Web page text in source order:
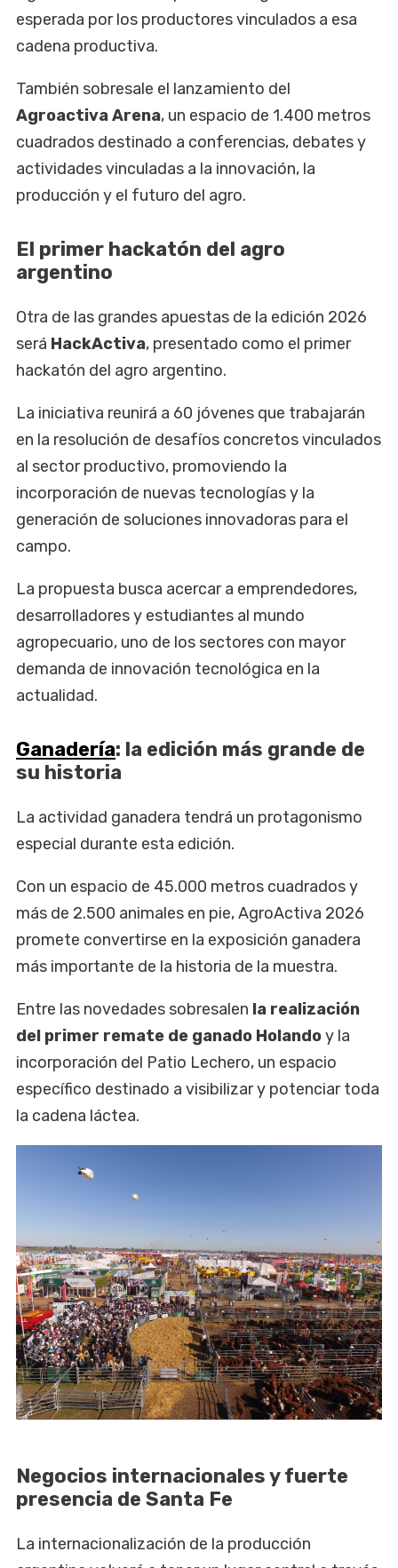
esperada por los productores vinculados a esa
cadena productiva.
También sobresale el lanzamiento del
Agroactiva Arena, un espacio de 1.400 metros
cuadrados destinado a conferencias, debates y
actividades vinculadas a la innovación, la
producción y el futuro del agro.
El primer hackatón del agro
argentino
Otra de las grandes apuestas de la edición 2026
será HackActiva, presentado como el primer
hackatón del agro argentino.
La iniciativa reunirá a 60 jóvenes que trabajarán
en la resolución de desafíos concretos vinculados
al sector productivo, promoviendo la
incorporación de nuevas tecnologías y la
generación de soluciones innovadoras para el
campo.
La propuesta busca acercar a emprendedores,
desarrolladores y estudiantes al mundo
agropecuario, uno de los sectores con mayor
demanda de innovación tecnológica en la
actualidad.
Ganadería: la edición más grande de
su historia
La actividad ganadera tendrá un protagonismo
especial durante esta edición.
Con un espacio de 45.000 metros cuadrados y
más de 2.500 animales en pie, AgroActiva 2026
promete convertirse en la exposición ganadera
más importante de la historia de la muestra.
Entre las novedades sobresalen la realización
del primer remate de ganado Holandoy la
incorporación del Patio Lechero, un espacio
específico destinado a visibilizar y potenciar toda
la cadena láctea.
Negocios internacionales y fuerte
presencia de Santa Fe
La internacionalización de la producción